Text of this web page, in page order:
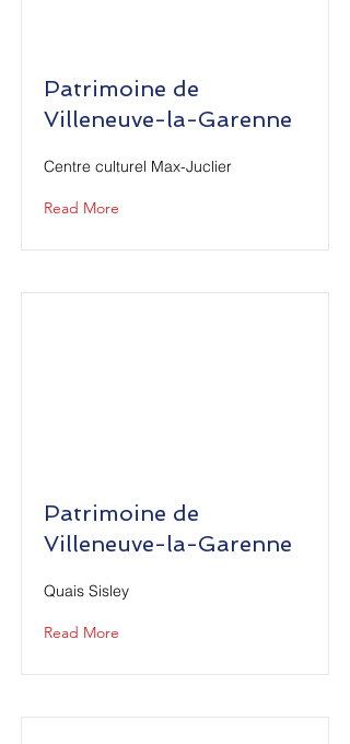
Patrimoine de
Villeneuve-la-Garenne
Centre culturel Max-Juclier
Read More
Patrimoine de
Villeneuve-la-Garenne
Quais Sisley
Read More